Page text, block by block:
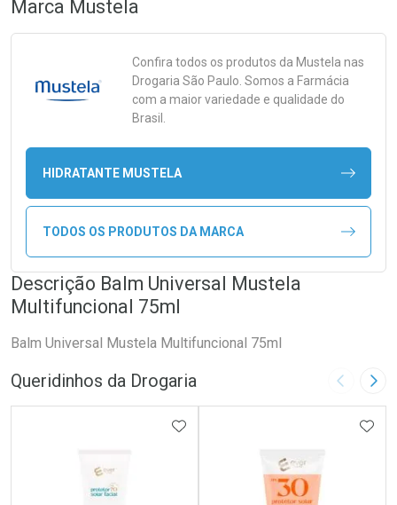
Marca Mustela
Confira todos os produtos da Mustela nas
Drogaria São Paulo. Somos a Farmácia
com a maior variedade e qualidade do
Brasil.
HIDRATANTE MUSTELA
TODOS OS PRODUTOS DA MARCA
Descrição Balm Universal Mustela
Multifuncional 75ml
Balm Universal Mustela Multifuncional 75ml
Queridinhos da Drogaria Imagem
ADICIONAR AOS FAVORITOS